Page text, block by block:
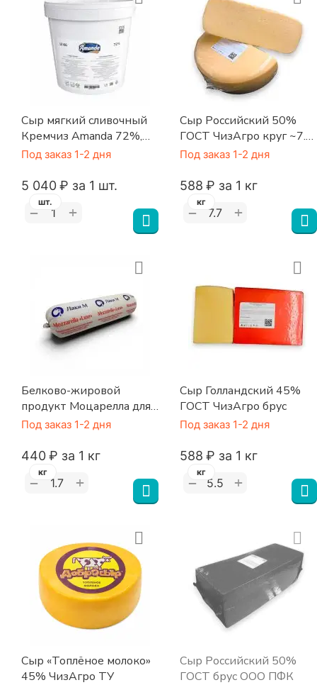
Сыр мягкий сливочный
Кремчиз Amanda 72%,
12кг Иран (Pegah)
Под заказ 1-2 дня
5 040₽ за 1 шт.
− +
шт.
Сыр Российский 50%
ГОСТ ЧизАгро круг ~7.7
кг
Под заказ 1-2 дня
‍588‍ ₽ за 1 кг
− +
кг
Белково-жировой
продукт Моцарелла для
пиццы «Люкс (Luxe)»
Под заказ 1-2 дня
‍440‍₽ за 1 кг
− +
кг
Сыр Голландский 45%
ГОСТ ЧизАгро брус
Под заказ 1-2 дня
‍588‍ ₽ за 1 кг
− +
кг
Сыр «Топлёное молоко»
45% ЧизАгро ТУ
Сыр Российский 50%
ГОСТ брус ООО ПФК